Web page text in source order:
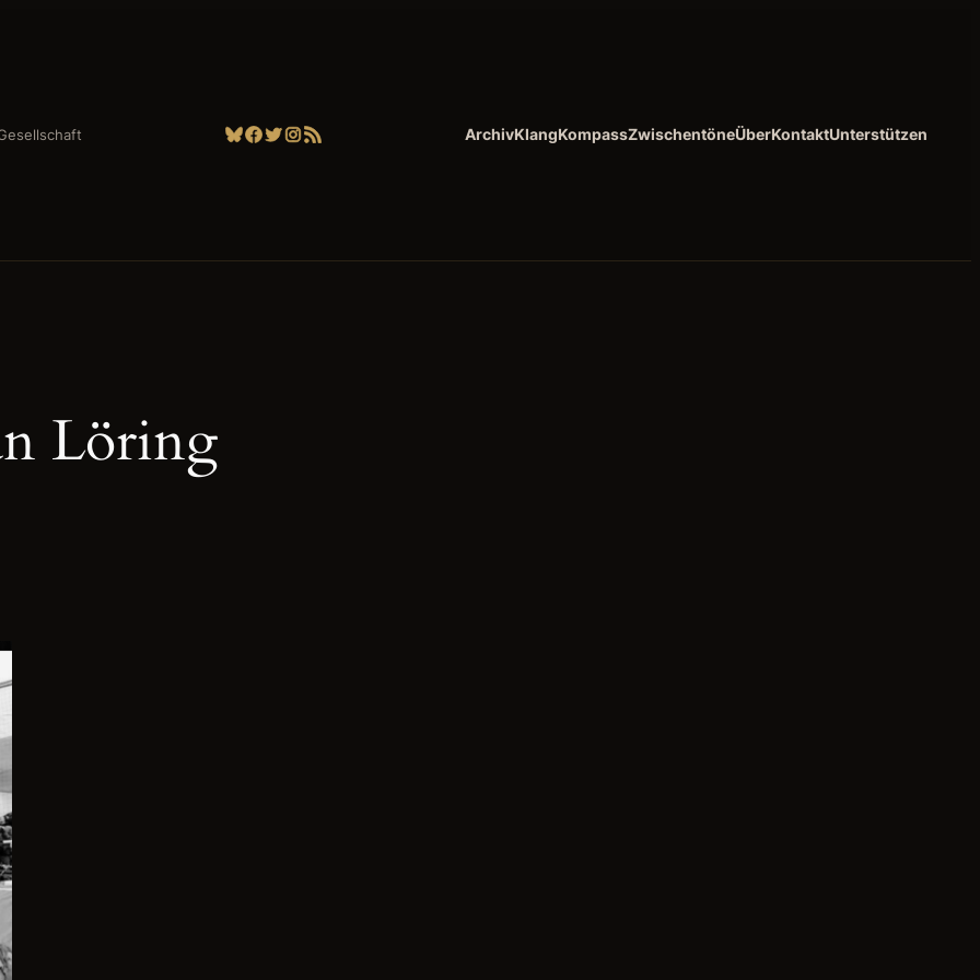
Bluesky
Facebook
Twitter
Instagram
RSS-Feed ArchivKlangKompassZwischentöneÜberKontaktUnterstützen
Löring